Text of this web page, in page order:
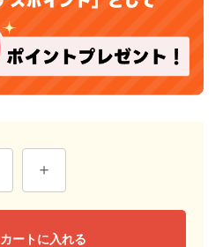
カートに入れる